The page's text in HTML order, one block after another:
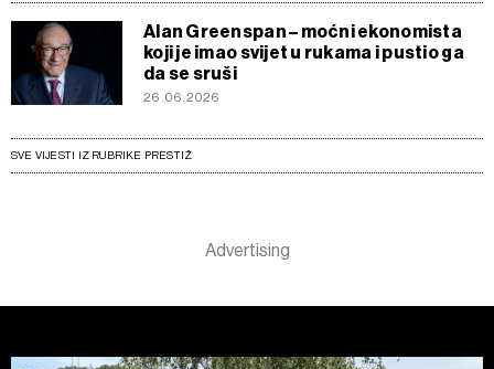
Alan Greenspan – moćni ekonomista
koji je imao svijet u rukama i pustio ga
da se sruši
26.06.2026
SVE VIJESTI IZ RUBRIKE PRESTIŽ